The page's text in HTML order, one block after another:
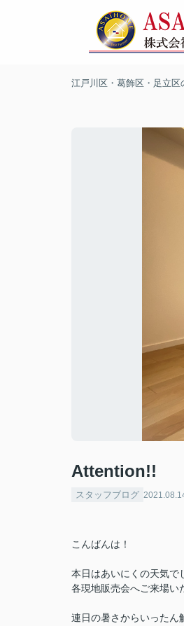
江戸川区・葛飾区・足立
Attention!!
スタッフブログ
こんばんは！
本日はあいにくの天気で
各現地販売会へご来場い
連日の暑さからいったん